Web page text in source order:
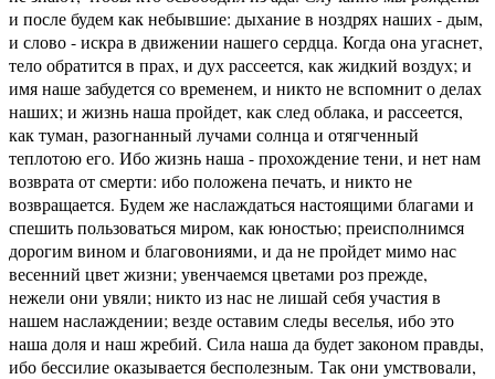
и после будем как небывшие: дыхание в ноздрях наших - дым,
и слово - искра в движении нашего сердца. Когда она угаснет,
тело обратится в прах, и дух рассеется, как жидкий воздух; и
имя наше забудется со временем, и никто не вспомнит о делах
наших; и жизнь наша пройдет, как след облака, и рассеется,
как туман, разогнанный лучами солнца и отягченный
теплотою его. Ибо жизнь наша - прохождение тени, и нет нам
возврата от смерти: ибо положена печать, и никто не
возвращается. Будем же наслаждаться настоящими благами и
спешить пользоваться миром, как юностью; преисполнимся
дорогим вином и благовониями, и да не пройдет мимо нас
весенний цвет жизни; увенчаемся цветами роз прежде,
нежели они увяли; никто из нас не лишай себя участия в
нашем наслаждении; везде оставим следы веселья, ибо это
наша доля и наш жребий. Сила наша да будет законом правды,
ибо бессилие оказывается бесполезным. Так они умствовали,